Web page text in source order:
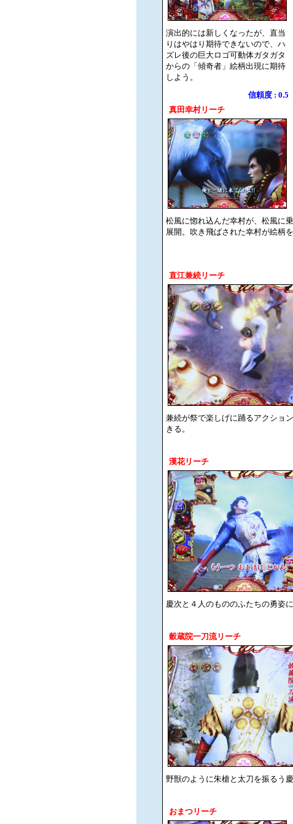
演出的には新しくなったが、直当
りはやはり期待できないので、ハ
ズレ後の巨大ロゴ可動体ガタガタ
からの「傾奇者」絵柄出現に期待
しよう。
信頼度 : 0.5
真田幸村リーチ
松風に惚れ込んだ幸村が、松風に
展開。吹き飛ばされた幸村が絵柄
直江兼続リーチ
兼続が祭で楽しげに踊るアクショ
きる。
漢花リーチ
慶次と４人のもののふたちの勇姿
穀蔵院一刀流リーチ
野獣のように朱槍と太刀を振るう
おまつリーチ